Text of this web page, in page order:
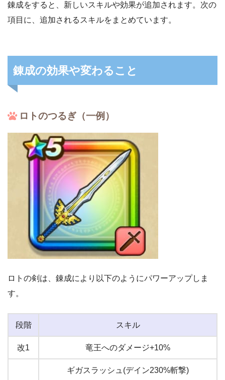
錬成をすると、新しいスキルや効果が追加されます。次の
項目に、追加されるスキルをまとめています。
錬成の効果や変わること
ロトのつるぎ（一例）
ロトの剣は、錬成により以下のようにパワーアップしま
す。
段階 スキル
改1 竜王へのダメージ+10%
ギガスラッシュ(デイン230%斬撃)